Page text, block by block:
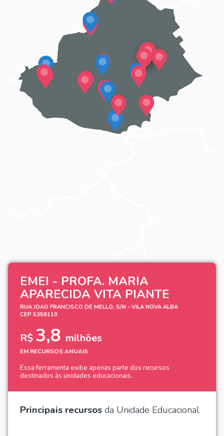
EMEI - PROFA. MARIA
APARECIDA VITA PIANTE
RUA JOAO FRANCISCO DE MELLO, S/N - VILA NOVA ALBA
CEP 5358110
R$ 3,8 milhões
EM RECURSOS ANUAIS
Essa ferramenta exibe apenas parte dos recursos
destinados às unidades educacionais.
Principais recursosda Unidade Educacional